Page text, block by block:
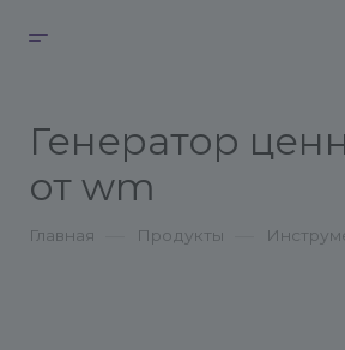
Генератор
от wm
Главная Продукты